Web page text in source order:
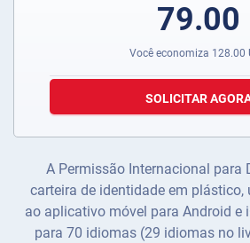
79.00
Você economiza 128.00
SOLICITAR
A Permissão Internacional para
carteira de identidade em plástico,
ao aplicativo móvel para Android e
para 70 idiomas (29 idiomas no